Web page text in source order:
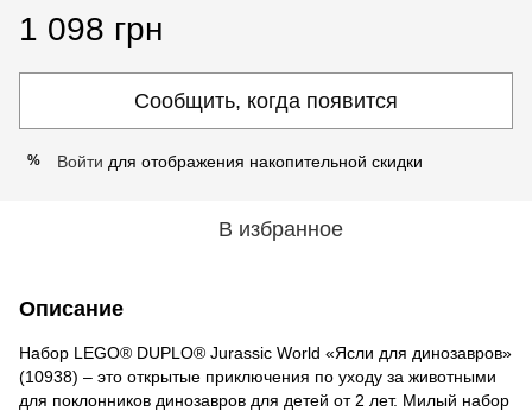
1 098 грн
Сообщить, когда появится
% Войти для отображения накопительной скидки
В избранное
Описание
Набор LEGO® DUPLO® Jurassic World «Ясли для динозавров»
(10938) – это открытые приключения по уходу за животными
для поклонников динозавров для детей от 2 лет. Милый набор